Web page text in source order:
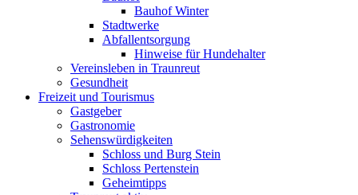
Bauhof Winter
Stadtwerke
Abfallentsorgung
Hinweise für Hundehalter
Vereinsleben in Traunreut
Gesundheit
Freizeit und Tourismus
Gastgeber
Gastronomie
Sehenswürdigkeiten
Schloss und Burg Stein
Schloss Pertenstein
Geheimtipps